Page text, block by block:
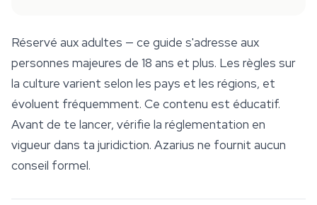
Réservé aux adultes — ce guide s'adresse aux
personnes majeures de 18 ans et plus. Les règles sur
la culture varient selon les pays et les régions, et
évoluent fréquemment. Ce contenu est éducatif.
Avant de te lancer, vérifie la réglementation en
vigueur dans ta juridiction. Azarius ne fournit aucun
conseil formel.